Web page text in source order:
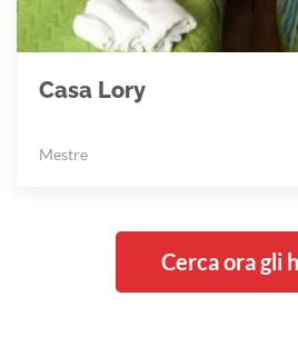
Casa Lory
Mestre
Cerca ora gli